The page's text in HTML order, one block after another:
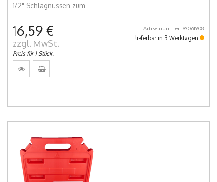
1/2" Schlagnüssen zum
16,59 €
zzgl. MwSt.
Preis für 1 Stück.
Artikelnummer: 99061908
lieferbar in 3 Werktagen